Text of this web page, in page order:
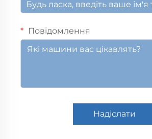
Повідомлення
Надіслати